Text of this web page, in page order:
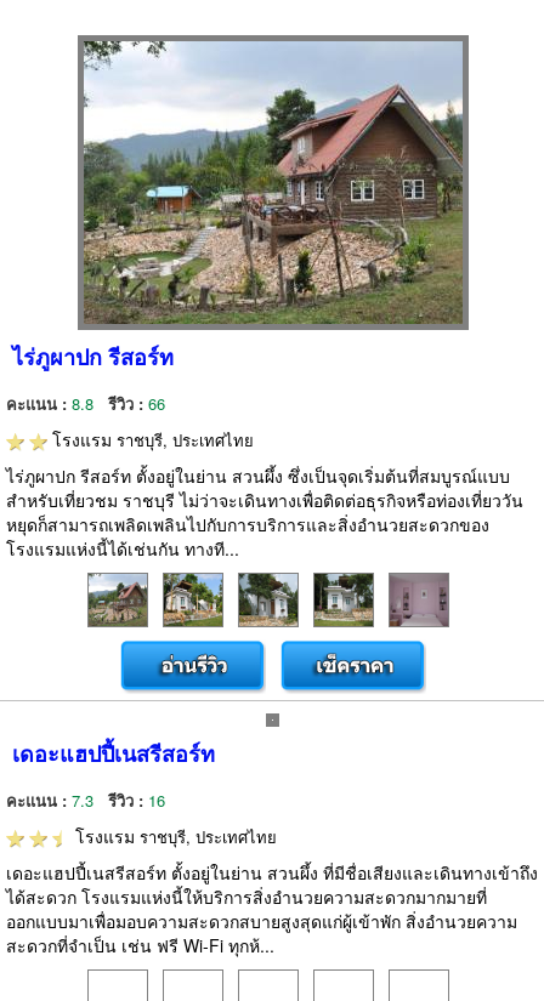
ไร่ภูผาปก รีสอร์ท
คะแนน : 8.8 รีวิว : 66
โรงแรม ราชบุรี, ประเทศไทย
ไร่ภูผาปก รีสอร์ท ตั้งอยู่ในย่าน สวนผึ้ง ซึ่งเป็นจุดเริ่มต้นที่สมบูรณ์แบบ
สำหรับเที่ยวชม ราชบุรี ไม่ว่าจะเดินทางเพื่อติดต่อธุรกิจหรือท่องเที่ยววัน
หยุดก็สามารถเพลิดเพลินไปกับการบริการและสิ่งอำนวยสะดวกของ
โรงแรมแห่งนี้ได้เช่นกัน ทางที...
เดอะแฮปปี้เนสรีสอร์ท
คะแนน : 7.3 รีวิว : 16
โรงแรม ราชบุรี, ประเทศไทย
เดอะแฮปปี้เนสรีสอร์ท ตั้งอยู่ในย่าน สวนผึ้ง ที่มีชื่อเสียงและเดินทางเข้าถึง
ได้สะดวก โรงแรมแห่งนี้ให้บริการสิ่งอำนวยความสะดวกมากมายที่
ออกแบบมาเพื่อมอบความสะดวกสบายสูงสุดแก่ผู้เข้าพัก สิ่งอำนวยความ
สะดวกที่จำเป็น เช่น ฟรี Wi-Fi ทุกห้...